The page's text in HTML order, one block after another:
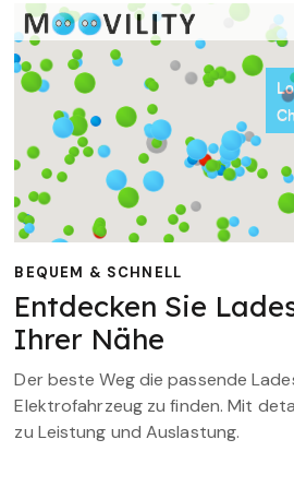
BEQUEM & SCHNELL
Entdecken Sie
Ihrer Nähe
Der beste Weg die passende
Elektrofahrzeug zu finden. Mit
zu Leistung und Auslastung.